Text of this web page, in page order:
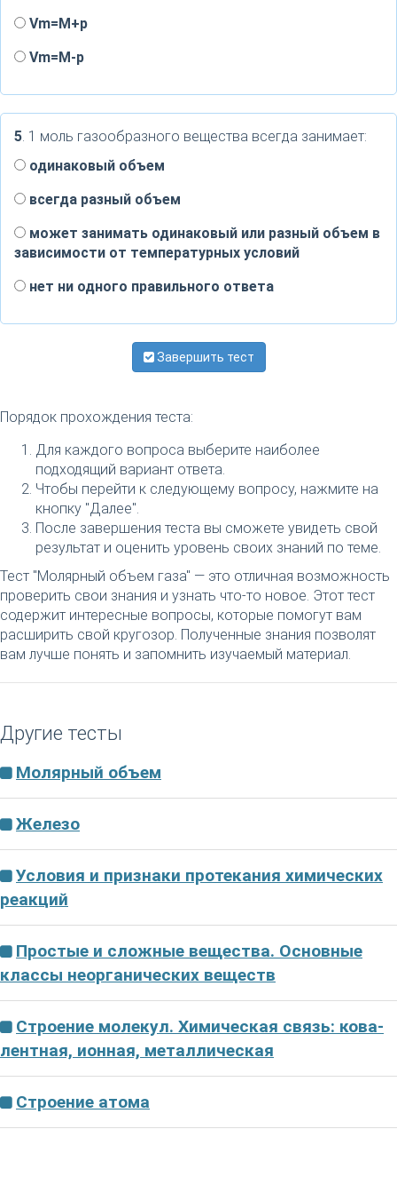
Vm=M+p
Vm=M-p
5. 1 моль газообразного вещества всегда занимает:
одинаковый объем
всегда разный объем
может занимать одинаковый или разный объем в
зависимости от температурных условий
нет ни одного правильного ответа
Завершить тест
Порядок прохождения теста:
Для каждого вопроса выберите наиболее
подходящий вариант ответа.
Чтобы перейти к следующему вопросу, нажмите на
кнопку "Далее".
После завершения теста вы сможете увидеть свой
результат и оценить уровень своих знаний по теме.
Тест "Молярный объем газа" — это отличная возможность
проверить свои знания и узнать что-то новое. Этот тест
содержит интересные вопросы, которые помогут вам
расширить свой кругозор. Полученные знания позволят
вам лучше понять и запомнить изучаемый материал.
Другие тесты
Молярный объем
Железо
Усло­вия и при­зна­ки протекания хи­ми­че­ских
реакций
Про­стые и слож­ные вещества. Ос­нов­ные
классы не­ор­га­ни­че­ских веществ
Стро­е­ние молекул. Хи­ми­че­ская связь: ко­ва­
лент­ная, ионная, металлическая
Стро­е­ние атома